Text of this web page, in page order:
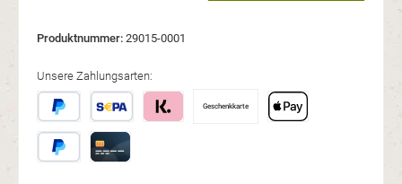
Produktnummer: 29015-0001
Unsere Zahlungsarten:
Später BezahlenSEPA Lastschrift
Geschenkkarte